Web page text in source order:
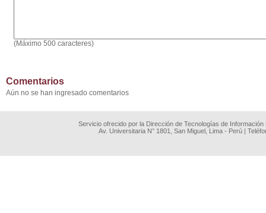
(Máximo 500 caracteres)
Comentarios
Aún no se han ingresado comentarios
Servicio ofrecido por la Dirección de Tecnologías de
Av. Universitaria N° 1801, San Miguel, Lima - Perú |